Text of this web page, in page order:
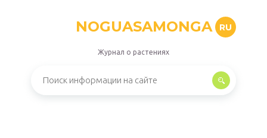
NOGUASAMONGA RU
Журнал о растениях